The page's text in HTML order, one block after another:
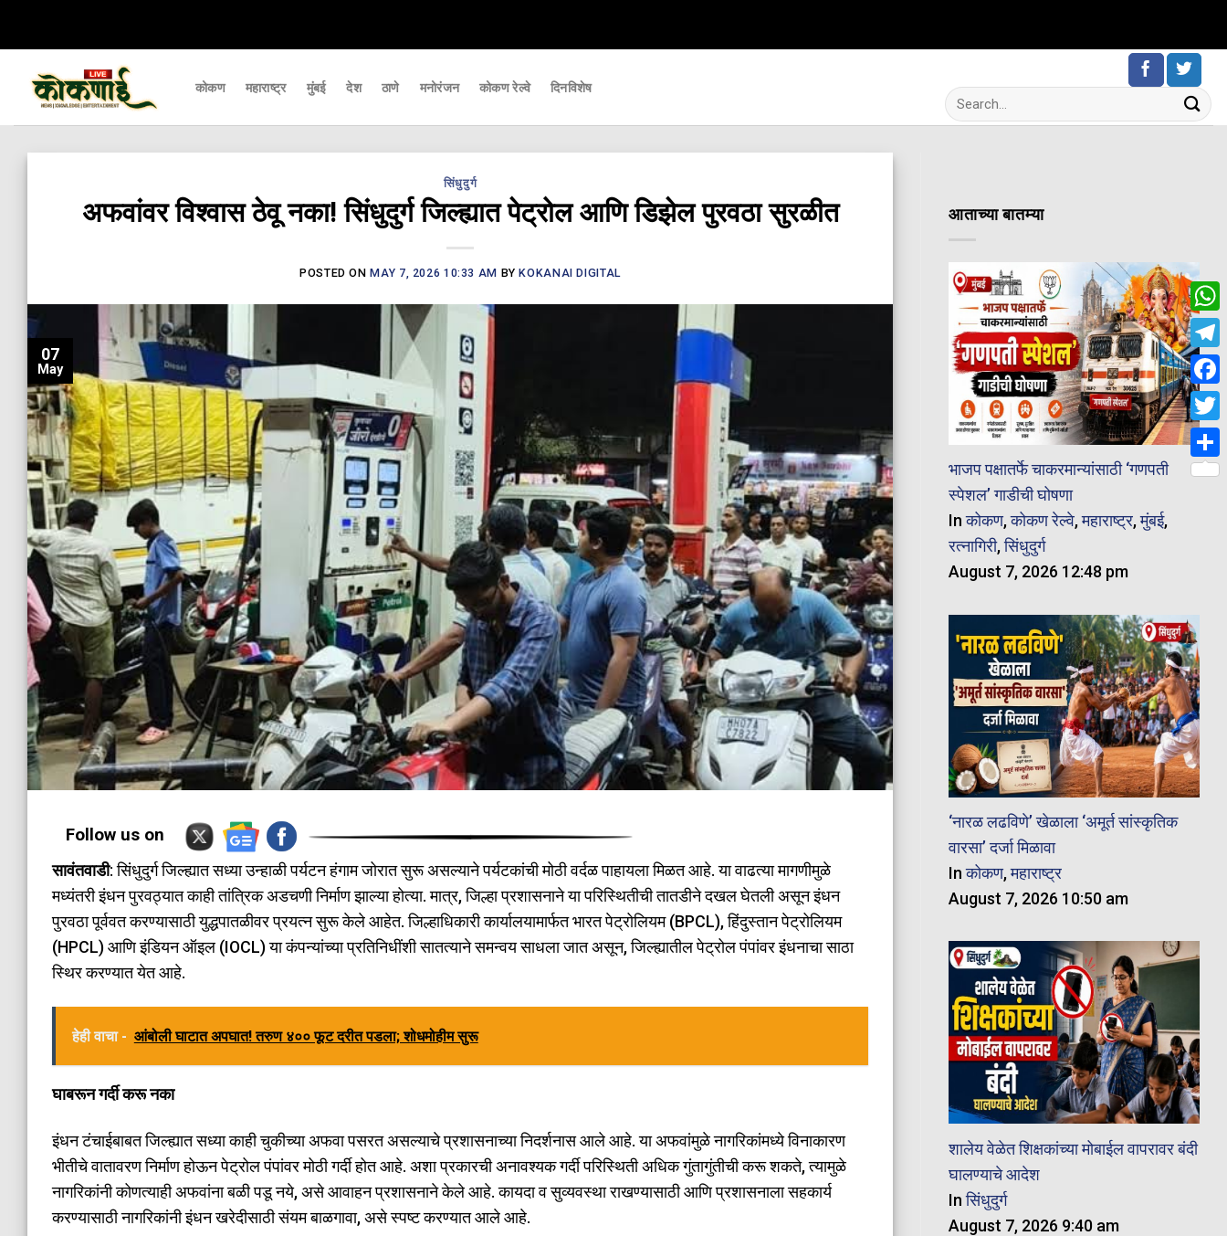
कोकण महाराष्ट्र मुंबई देश ठाणे मनोरंजन कोकण रेल्वे दिनविशेष
सिंधुदुर्ग
अफवांवर विश्वास ठेवू नका! सिंधुदुर्ग जिल्ह्यात पेट्रोल आणि डिझेल पुरवठा सुरळीत
POSTED ONMAY 7, 2026 10:33 AM BYKOKANAI DIGITAL
07
May
Follow us on
सावंतवाडी: सिंधुदुर्ग जिल्ह्यात सध्या उन्हाळी पर्यटन हंगाम जोरात सुरू असल्याने पर्यटकांची मोठी वर्दळ पाहायला मिळत आहे. या वाढत्या मागणीमुळे
मध्यंतरी इंधन पुरवठ्यात काही तांत्रिक अडचणी निर्माण झाल्या होत्या. मात्र, जिल्हा प्रशासनाने या परिस्थितीची तातडीने दखल घेतली असून इंधन
पुरवठा पूर्ववत करण्यासाठी युद्धपातळीवर प्रयत्न सुरू केले आहेत. जिल्हाधिकारी कार्यालयामार्फत भारत पेट्रोलियम (BPCL), हिंदुस्तान पेट्रोलियम
(HPCL) आणि इंडियन ऑइल (IOCL) या कंपन्यांच्या प्रतिनिधींशी सातत्याने समन्वय साधला जात असून, जिल्ह्यातील पेट्रोल पंपांवर इंधनाचा साठा
स्थिर करण्यात येत आहे.
हेही वाचा - आंबोली घाटात अपघात! तरुण ४०० फूट दरीत पडला; शोधमोहीम सुरू
​घाबरून गर्दी करू नका
इंधन टंचाईबाबत जिल्ह्यात सध्या काही चुकीच्या अफवा पसरत असल्याचे प्रशासनाच्या निदर्शनास आले आहे. या अफवांमुळे नागरिकांमध्ये विनाकारण
भीतीचे वातावरण निर्माण होऊन पेट्रोल पंपांवर मोठी गर्दी होत आहे. अशा प्रकारची अनावश्यक गर्दी परिस्थिती अधिक गुंतागुंतीची करू शकते, त्यामुळे
नागरिकांनी कोणत्याही अफवांना बळी पडू नये, असे आवाहन प्रशासनाने केले आहे. कायदा व सुव्यवस्था राखण्यासाठी आणि प्रशासनाला सहकार्य
करण्यासाठी नागरिकांनी इंधन खरेदीसाठी संयम बाळगावा, असे स्पष्ट करण्यात आले आहे.
आताच्या बातम्या
भाजप पक्षातर्फे चाकरमान्यांसाठी ‘गणपती
स्पेशल’ गाडीची घोषणा
Inकोकण,कोकण रेल्वे,महाराष्ट्र,मुंबई,
रत्नागिरी,सिंधुदुर्ग
August 7, 2026 12:48 pm
‘नारळ लढविणे’ खेळाला ‘अमूर्त सांस्कृतिक
वारसा’ दर्जा मिळावा
Inकोकण,महाराष्ट्र
August 7, 2026 10:50 am
शालेय वेळेत शिक्षकांच्या मोबाईल वापरावर बंदी
घालण्याचे आदेश
Inसिंधुदुर्ग
August 7, 2026 9:40 am